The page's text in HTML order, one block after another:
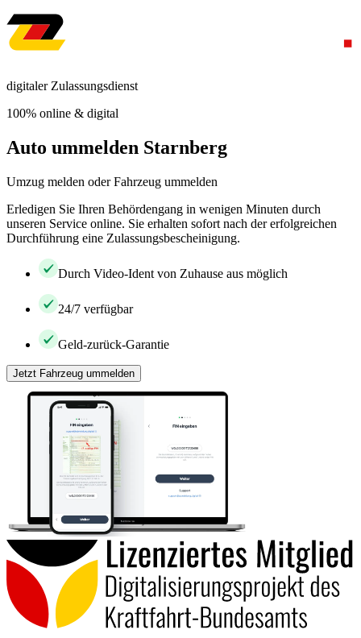
digitaler Zulassungsdienst
100% online & digital
Auto ummelden Starnberg
Umzug melden oder Fahrzeug ummelden
Erledigen Sie Ihren Behördengang in wenigen Minuten durch
unseren Service online. Sie erhalten sofort nach der erfolgreichen
Durchführung eine Zulassungsbescheinigung.
Durch Video-Ident von Zuhause aus möglich
24/7 verfügbar
Geld-zurück-Garantie
Jetzt Fahrzeug ummelden